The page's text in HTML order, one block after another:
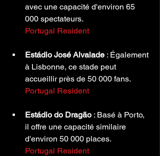
avec une capacité d'environ 65
000 spectateurs.
Portugal Resident
Estádio José Alvalade : Également
à Lisbonne, ce stade peut
accueillir près de 50 000 fans.
Portugal Resident
Estádio do Dragão : Basé à Porto,
il offre une capacité similaire
d'environ 50 000 places.
Portugal Resident